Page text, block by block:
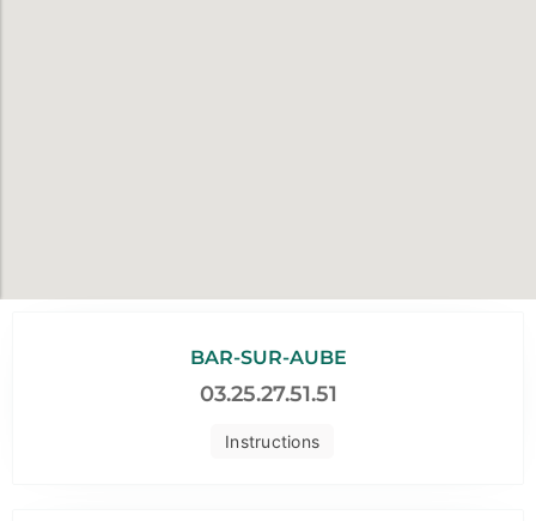
Instructions
BAR-SUR-AUBE
03.25.27.51.51